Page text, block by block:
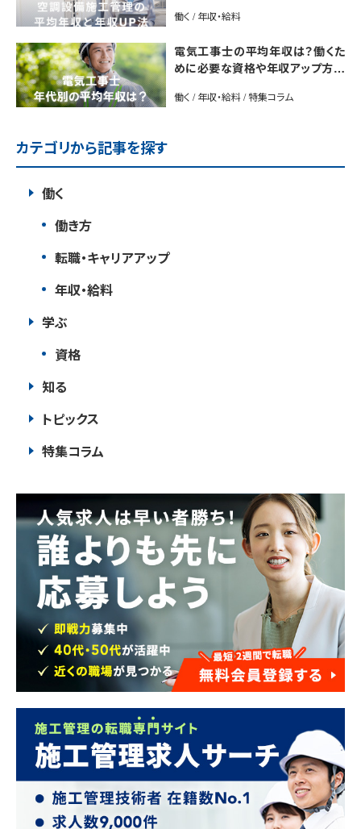
働く / 年収・給料
電気工事士の平均年収は？働くた
めに必要な資格や年収アップ方法
働く / 年収・給料 / 特集コラム
カテゴリから記事を探す
働く
働き方
転職・キャリアアップ
年収・給料
学ぶ
資格
知る
トピックス
特集コラム